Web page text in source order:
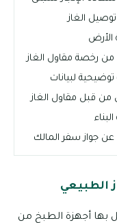
الغاز
الأرض
رخصة مقاول الغاز
توضيحية لبيانات
من قبل مقاول الغاز
جواز سفر المالك
الطبيعي
بها أجهزة الطبخ من